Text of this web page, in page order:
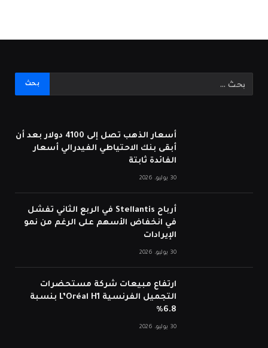
أسعار الذهب تصل إلى 4100 دولار بعد أن
أبقى بنك الاحتياطي الفيدرالي أسعار
الفائدة ثابتة
30 يوليو، 2026
أرباح Stellantis في الربع الثاني تفشل
في انخفاض الأسهم على الرغم من نمو
الإيرادات
30 يوليو، 2026
ارتفاع مبيعات شركة مستحضرات
التجميل الفرنسية L’Oréal H1 بنسبة
6.8%
30 يوليو، 2026